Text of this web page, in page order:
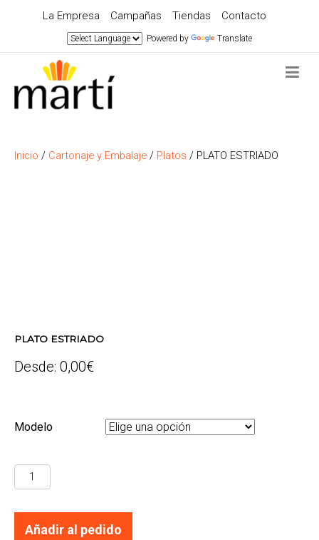
La Empresa Campañas Tiendas Contacto
Powered by Translate
Inicio / Cartonaje y Embalaje / Platos / PLATO ESTRIADO
PLATO ESTRIADO
Desde: 0,00€
Modelo
PLATO
Añadir al pedido